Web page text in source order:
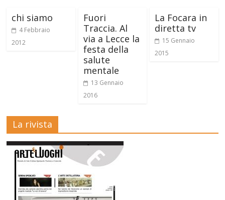
chi siamo
4 Febbraio
2012
Fuori
Traccia. Al
via a Lecce la
festa della
salute
mentale
13 Gennaio
2016
La Focara in
diretta tv
15 Gennaio
2015
La rivista